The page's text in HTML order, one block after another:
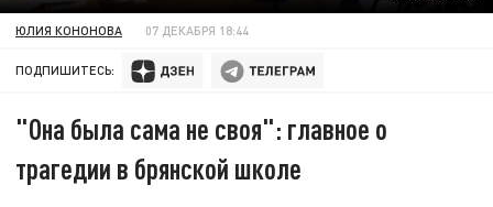
ЮЛИЯ КОНОНОВА 07 ДЕКАБРЯ 18:44
ПОДПИШИТЕСЬ:
"Она была сама не своя": главное о
трагедии в брянской школе